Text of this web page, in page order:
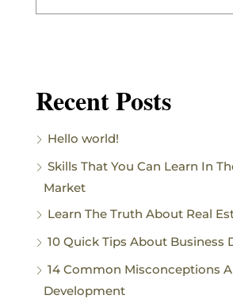
Recent Posts
Hello world!
Skills That You Can Learn In
Market
Learn The Truth About Real
10 Quick Tips About Business
14 Common Misconceptions
Development